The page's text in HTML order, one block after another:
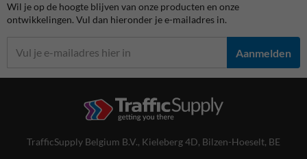
Wil je op de hoogte blijven van onze producten en onze
ontwikkelingen. Vul dan hieronder je e-mailadres in.
Aanmelden
TrafficSupply Belgium B.V., Kieleberg 4D, Bilzen-Hoeselt, BE